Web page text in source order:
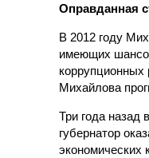
Оправданная
В 2012 году
имеющих
коррупционных
Михайлова
Три года назад
губернатор
экономических